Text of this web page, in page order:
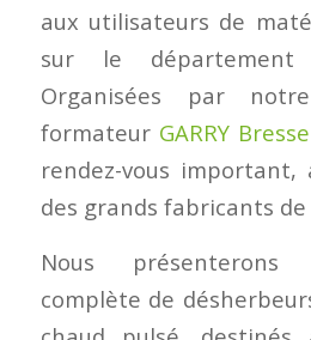
aux utilisateurs de
sur le
Organisées par
formateur GARRY
rendez-vous important,
des grands fabricants
Nous
complète de